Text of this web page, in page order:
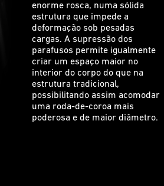
enorme rosca, numa sólida
estrutura que impede a
deformação sob pesadas
cargas. A supressão dos
parafusos permite igualmente
criar um espaço maior no
interior do corpo do que na
estrutura tradicional,
possibilitando assim acomodar
uma roda-de-coroa mais
poderosa e de maior diâmetro.